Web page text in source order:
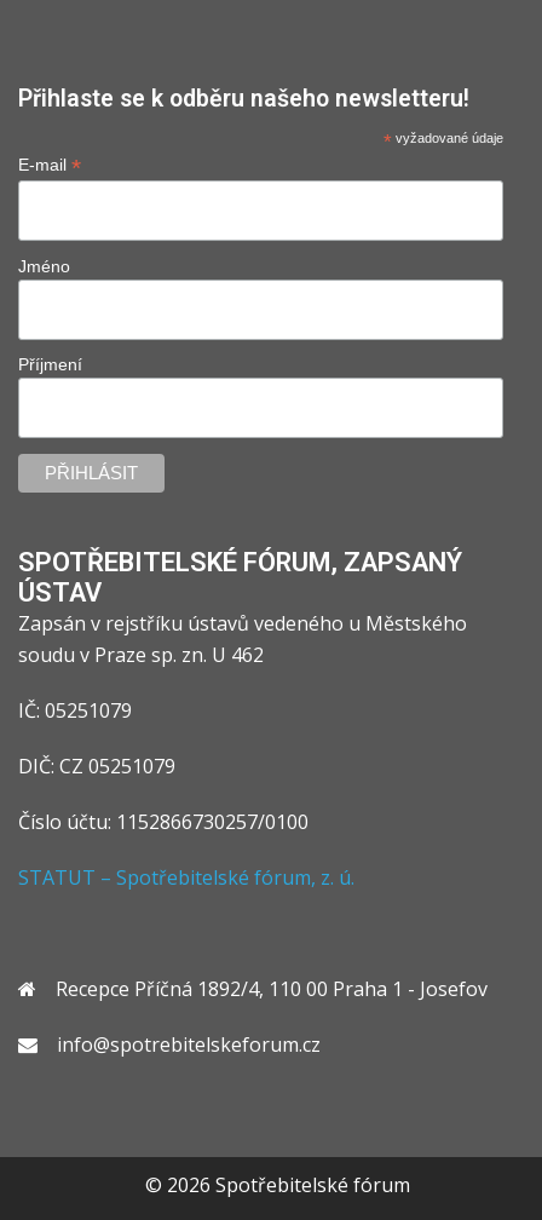
Přihlaste se k odběru našeho newsletteru!
* vyžadované údaje
E-mail *
Jméno
Příjmení
SPOTŘEBITELSKÉ FÓRUM, ZAPSANÝ
ÚSTAV
Zapsán v rejstříku ústavů vedeného u Městského
soudu v Praze sp. zn. U 462
IČ: 05251079
DIČ: CZ 05251079
Číslo účtu: 1152866730257/0100
STATUT – Spotřebitelské fórum, z. ú.
Recepce Příčná 1892/4, 110 00 Praha 1 - Josefov
info@spotrebitelskeforum.cz
© 2026 Spotřebitelské fórum